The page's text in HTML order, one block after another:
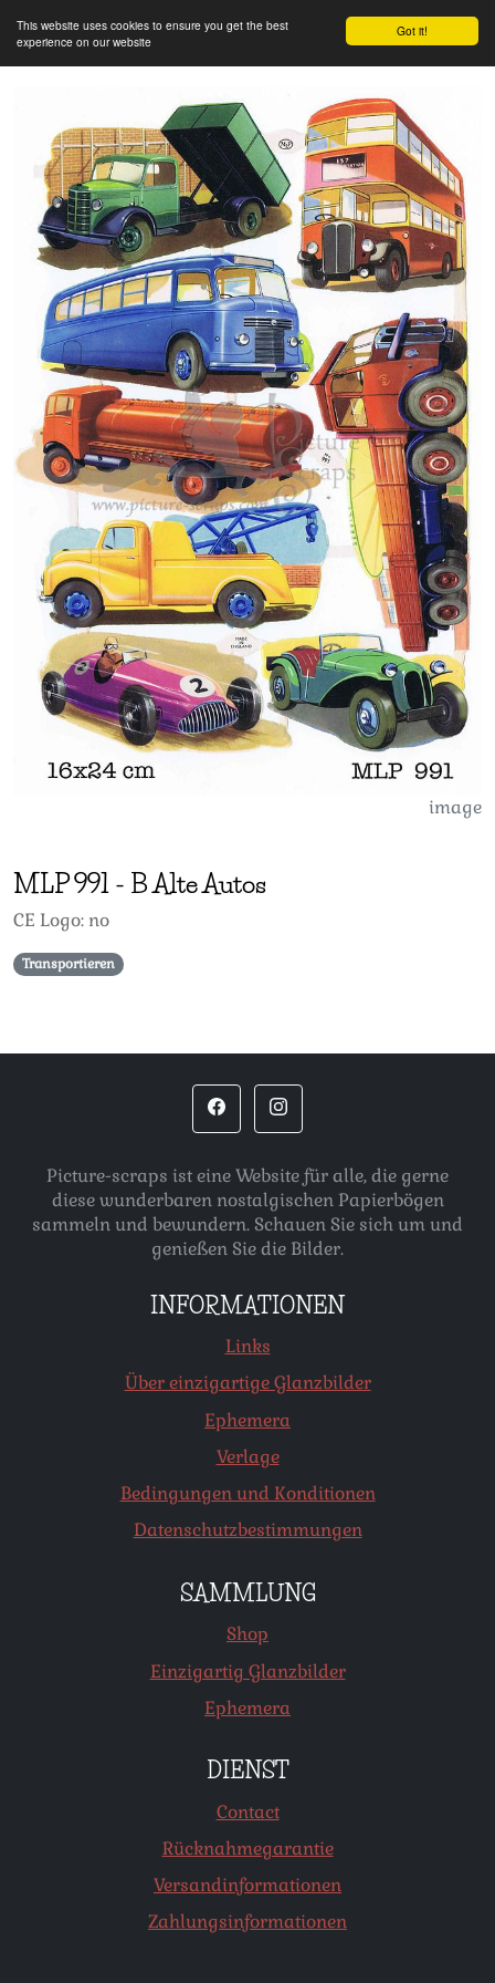
Got it!
This website uses cookies to ensure you get the best
experience on our website
image
MLP991 - B Alte Autos
CE Logo: no
Transportieren
Picture-scraps ist eine Website für alle, die gerne
diese wunderbaren nostalgischen Papierbögen
sammeln und bewundern. Schauen Sie sich um und
genießen Sie die Bilder.
INFORMATIONEN
Links
Über einzigartige Glanzbilder
Ephemera
Verlage
Bedingungen und Konditionen
Datenschutzbestimmungen
SAMMLUNG
Shop
Einzigartig Glanzbilder
Ephemera
DIENST
Contact
Rücknahmegarantie
Versandinformationen
Zahlungsinformationen